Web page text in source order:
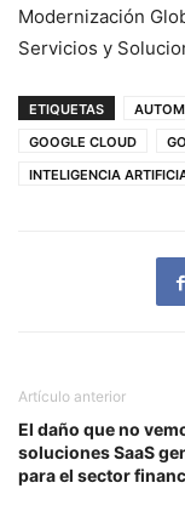
Modernización
Servicios y
ETIQUETAS
GOOGLE CLOUD
INTELIGENCIA
Artículo anterior
El daño que no
soluciones SaaS
para el sector